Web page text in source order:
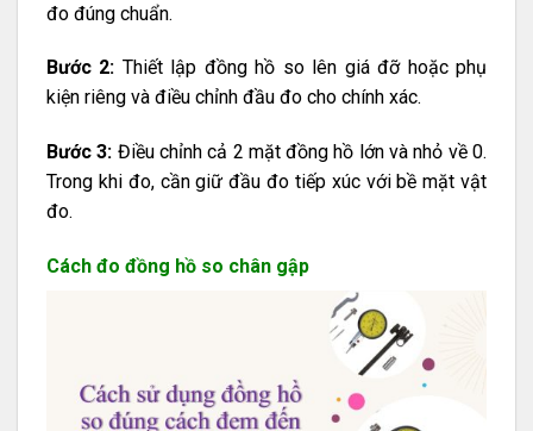
đo đúng chuẩn.
Bước 2: Thiết lập đồng hồ so lên giá đỡ hoặc phụ
kiện riêng và điều chỉnh đầu đo cho chính xác.
Bước 3: Điều chỉnh cả 2 mặt đồng hồ lớn và nhỏ về 0.
Trong khi đo, cần giữ đầu đo tiếp xúc với bề mặt vật
đo.
Cách đo đồng hồ so chân gập